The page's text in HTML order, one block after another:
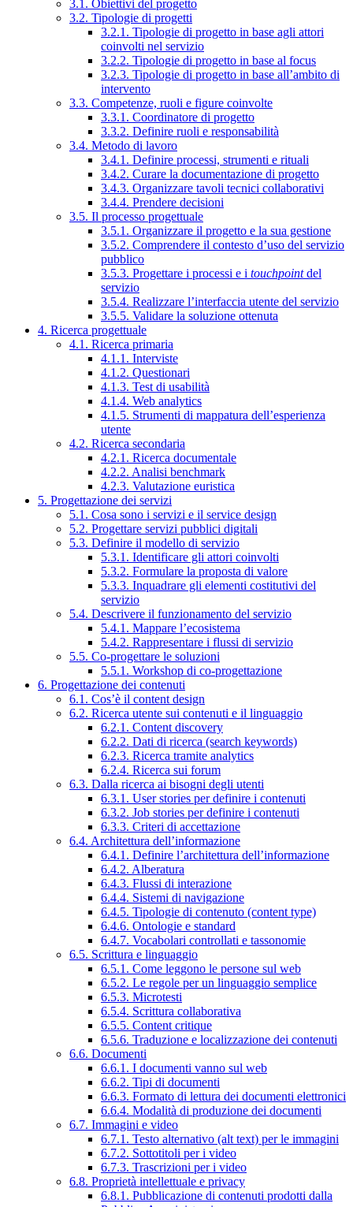
3.1. Obiettivi del progetto
3.2. Tipologie di progetti
3.2.1. Tipologie di progetto in base agli attori
coinvolti nel servizio
3.2.2. Tipologie di progetto in base al focus
3.2.3. Tipologie di progetto in base all’ambito di
intervento
3.3. Competenze, ruoli e figure coinvolte
3.3.1. Coordinatore di progetto
3.3.2. Definire ruoli e responsabilità
3.4. Metodo di lavoro
3.4.1. Definire processi, strumenti e rituali
3.4.2. Curare la documentazione di progetto
3.4.3. Organizzare tavoli tecnici collaborativi
3.4.4. Prendere decisioni
3.5. Il processo progettuale
3.5.1. Organizzare il progetto e la sua gestione
3.5.2. Comprendere il contesto d’uso del servizio
pubblico
3.5.3. Progettare i processi e i touchpointdel
servizio
3.5.4. Realizzare l’interfaccia utente del servizio
3.5.5. Validare la soluzione ottenuta
4. Ricerca progettuale
4.1. Ricerca primaria
4.1.1. Interviste
4.1.2. Questionari
4.1.3. Test di usabilità
4.1.4. Web analytics
4.1.5. Strumenti di mappatura dell’esperienza
utente
4.2. Ricerca secondaria
4.2.1. Ricerca documentale
4.2.2. Analisi benchmark
4.2.3. Valutazione euristica
5. Progettazione dei servizi
5.1. Cosa sono i servizi e il service design
5.2. Progettare servizi pubblici digitali
5.3. Definire il modello di servizio
5.3.1. Identificare gli attori coinvolti
5.3.2. Formulare la proposta di valore
5.3.3. Inquadrare gli elementi costitutivi del
servizio
5.4. Descrivere il funzionamento del servizio
5.4.1. Mappare l’ecosistema
5.4.2. Rappresentare i flussi di servizio
5.5. Co-progettare le soluzioni
5.5.1. Workshop di co-progettazione
6. Progettazione dei contenuti
6.1. Cos’è il content design
6.2. Ricerca utente sui contenuti e il linguaggio
6.2.1. Content discovery
6.2.2. Dati di ricerca (search keywords)
6.2.3. Ricerca tramite analytics
6.2.4. Ricerca sui forum
6.3. Dalla ricerca ai bisogni degli utenti
6.3.1. User stories per definire i contenuti
6.3.2. Job stories per definire i contenuti
6.3.3. Criteri di accettazione
6.4. Architettura dell’informazione
6.4.1. Definire l’architettura dell’informazione
6.4.2. Alberatura
6.4.3. Flussi di interazione
6.4.4. Sistemi di navigazione
6.4.5. Tipologie di contenuto (content type)
6.4.6. Ontologie e standard
6.4.7. Vocabolari controllati e tassonomie
6.5. Scrittura e linguaggio
6.5.1. Come leggono le persone sul web
6.5.2. Le regole per un linguaggio semplice
6.5.3. Microtesti
6.5.4. Scrittura collaborativa
6.5.5. Content critique
6.5.6. Traduzione e localizzazione dei contenuti
6.6. Documenti
6.6.1. I documenti vanno sul web
6.6.2. Tipi di documenti
6.6.3. Formato di lettura dei documenti elettronici
6.6.4. Modalità di produzione dei documenti
6.7. Immagini e video
6.7.1. Testo alternativo (alt text) per le immagini
6.7.2. Sottotitoli per i video
6.7.3. Trascrizioni per i video
6.8. Proprietà intellettuale e privacy
6.8.1. Pubblicazione di contenuti prodotti dalla